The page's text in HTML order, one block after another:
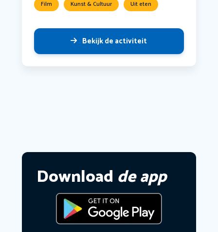
Film Kunst & Cultuur Uit eten
Bekijk de activiteit
Download de app